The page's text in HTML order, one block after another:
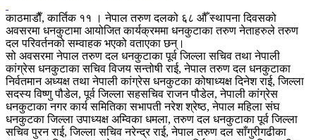
काठमाडाैँ, कार्तिक ११ । नेपाल तरुण दलको ६८ औँ स्थापना दिवसको
अवसरमा धनकुटामा आयोजित कार्यक्रममा धनकुटाका तरुण नेताहरुले तरुण
दल परिवर्तनको सम्वाहक भएको वताएका छन्।
सो अवसरमा नेपाल तरुण दल धनकुटाका पूर्व जिल्ला सचिव तथा नेपाली
कांग्रेस धनकुटाका सचिव विजय सन्तोषी राई, नेपाल तरुण दल धनकुटाका
निर्वतमान अध्यक्ष तथा नेपाली कांग्रेस धनकुटका कोषाध्यक्ष दिनेश राई, जिल्ला
सदस्य विष्णु पौडेल, पूर्व जिल्ला सहसचिव राजन पौडेल, नेपाली कांग्रेस
धनकुटाका नगर कार्य समितिका सभापती नरेश श्रेष्ठ, नेपाल महिला संघ
धनकुटका जिल्ला उपाध्यक्ष अम्विका धमला, तरुण दल धनकुटाका पूर्व जिल्ला
सचिव पुरन राई, जिल्ला सचिव नरेन्द्र राई, नेपाल तरुण दल साँगुरीगढीका